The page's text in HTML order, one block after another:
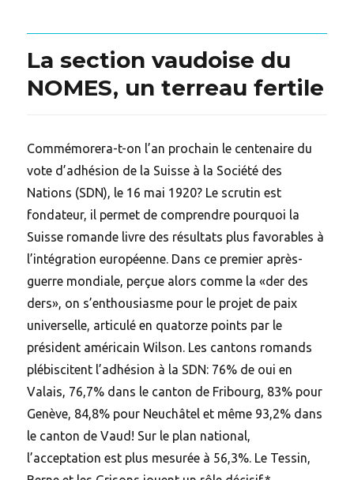
La section vaudoise du
NOMES, un terreau fertile
Commémorera-t-on l’an prochain le centenaire du
vote d’adhésion de la Suisse à la Société des
Nations (SDN), le 16 mai 1920? Le scrutin est
fondateur, il permet de comprendre pourquoi la
Suisse romande livre des résultats plus favorables à
l’intégration européenne. Dans ce premier après-
guerre mondiale, perçue alors comme la «der des
ders», on s’enthousiasme pour le projet de paix
universelle, articulé en quatorze points par le
président américain Wilson. Les cantons romands
plébiscitent l’adhésion à la SDN: 76% de oui en
Valais, 76,7% dans le canton de Fribourg, 83% pour
Genève, 84,8% pour Neuchâtel et même 93,2% dans
le canton de Vaud! Sur le plan national,
l’acceptation est plus mesurée à 56,3%. Le Tessin,